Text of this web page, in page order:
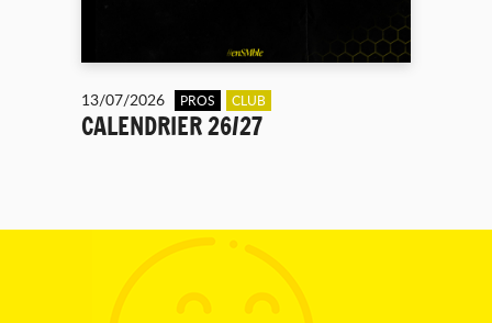
13/07/2026 PROS CLUB
CALENDRIER 26/27